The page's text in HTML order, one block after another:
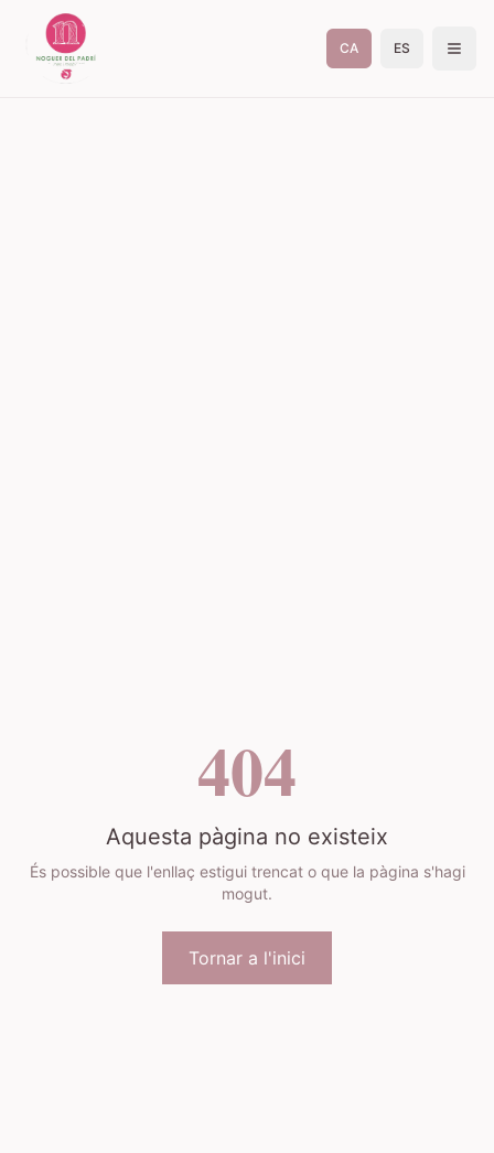
CA ES
404
Aquesta pàgina no existeix
És possible que l'enllaç estigui trencat o que la pàgina s'hagi
mogut.
Tornar a l'inici